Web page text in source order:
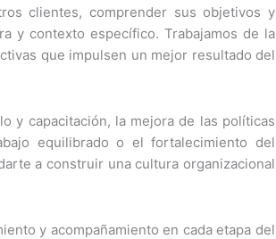
clientes, comprender sus objetivos y
y contexto específico. Trabajamos de la
que impulsen un mejor resultado del
y capacitación, la mejora de las políticas
equilibrado o el fortalecimiento del
a construir una cultura organizacional
y acompañamiento en cada etapa del